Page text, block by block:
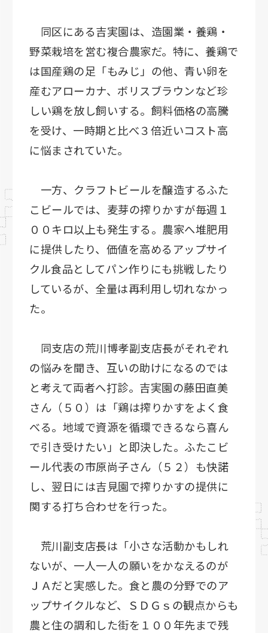
同区にある吉実園は、造園業・養鶏・
野菜栽培を営む複合農家だ。特に、養鶏で
は国産鶏の足「もみじ」の他、青い卵を
産むアローカナ、ボリスブラウンなど珍
しい鶏を放し飼いする。飼料価格の高騰
を受け、一時期と比べ３倍近いコスト高
に悩まされていた。
一方、クラフトビールを醸造するふた
こビールでは、麦芽の搾りかすが毎週１
００キロ以上も発生する。農家へ堆肥用
に提供したり、価値を高めるアップサイ
クル食品としてパン作りにも挑戦したり
しているが、全量は再利用し切れなかっ
た。
同支店の荒川博孝副支店長がそれぞれ
の悩みを聞き、互いの助けになるのでは
と考えて両者へ打診。吉実園の藤田直美
さん（５０）は「鶏は搾りかすをよく食
べる。地域で資源を循環できるなら喜ん
で引き受けたい」と即決した。ふたこビ
ール代表の市原尚子さん（５２）も快諾
し、翌日には吉見園で搾りかすの提供に
関する打ち合わせを行った。
荒川副支店長は「小さな活動かもしれ
ないが、一人一人の願いをかなえるのが
ＪＡだと実感した。食と農の分野でのア
ップサイクルなど、ＳＤＧｓの観点からも
農と住の調和した街を１００年先まで残